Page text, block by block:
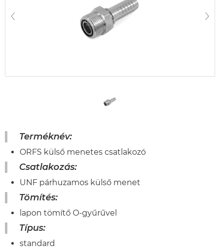
Terméknév:
ORFS külső menetes csatlakozó
Csatlakozás:
UNF párhuzamos külső menet
Tömítés:
lapon tömítő O-gyűrűvel
Típus:
standard